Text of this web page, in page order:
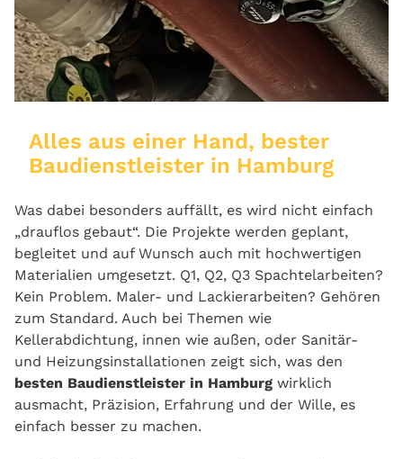
Alles aus einer Hand, bester
Baudienstleister in Hamburg
Was dabei besonders auffällt, es wird nicht einfach
„drauflos gebaut“. Die Projekte werden geplant,
begleitet und auf Wunsch auch mit hochwertigen
Materialien umgesetzt. Q1, Q2, Q3 Spachtelarbeiten?
Kein Problem. Maler- und Lackierarbeiten? Gehören
zum Standard. Auch bei Themen wie
Kellerabdichtung, innen wie außen, oder Sanitär-
und Heizungsinstallationen zeigt sich, was den
besten Baudienstleister in Hamburg wirklich
ausmacht, Präzision, Erfahrung und der Wille, es
einfach besser zu machen.